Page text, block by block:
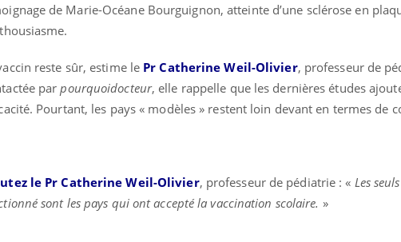
de Marie-Océane Bourguignon, atteinte d’une sclérose en
reste sûr, estime le Pr Catherine Weil-Olivier, professeur de
parpourquoidocteur, elle rappelle que les dernières études
Pourtant, les pays « modèles » restent loin devant en termes de
le Pr Catherine Weil-Olivier, professeur de pédiatrie : « Les
sont les pays qui ont accepté la vaccination scolaire. »